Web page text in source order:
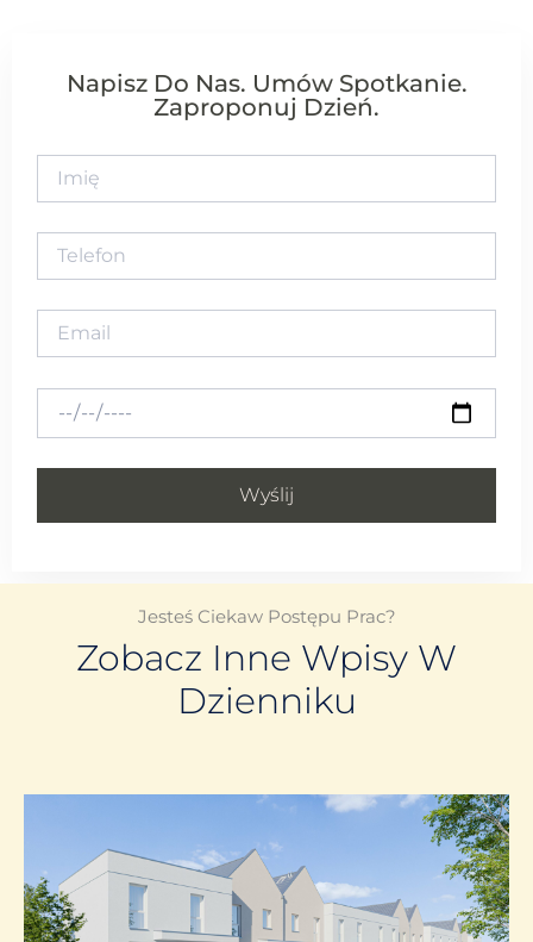
Napisz Do Nas. Umów Spotkanie.
Zaproponuj Dzień.
Wyślij
Jesteś Ciekaw Postępu Prac?
Zobacz Inne Wpisy W
Dzienniku